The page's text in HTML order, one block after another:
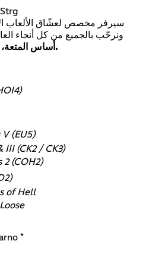
سيرفر مخصص لعشّاق الألعاب
ونرحّب بالجميع من كل أنحاء
أساس المتعة، فاحرص على الالتزام بالقوانين.
(EU5)
III (CK2 / CK3)
2 (COH2)
of Hell
*